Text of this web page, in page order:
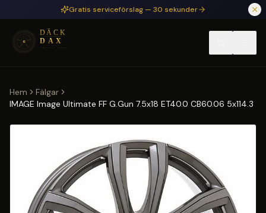
Hoppa till huvudinnehållGratis serviceförslag — 30 sekunder
Hem
Fälgar
IMAGE Image Ultimate FF G.Gun 7.5x18 ET40.0 CB60.06 5x114.3